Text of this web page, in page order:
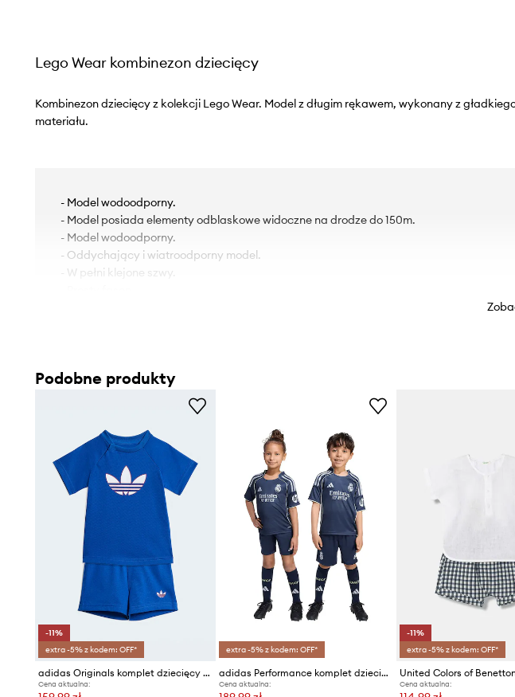
Lego Wear kombinezon dziecięcy
Kombinezon dziecięcy z kolekcji Lego Wear. Model z długim rękawem, wykonany z
materiału.
- Model wodoodporny.
- Model posiada elementy odblaskowe widoczne na drodze do 150m.
- Model wodoodporny.
- Oddychający i wiatroodporny model.
- W pełni klejone szwy.
- Podwyższony kołnierz z osłonką na zamek.
- Elastyczna listwa w pasie.
- Wodoodporność oznacza podwyższoną odporność na działanie wody. Produkt w
kontakcie z wodą zachowuje swoje właściwości, co pozwala na większy komfort
użytkowania dzięki niższemu progowi przemakalności, nie gwarantuje jednak
całkowitej wodoszczelności.
Podobne produkty
-11%
extra -5% z kodem: OFF*
adidas Originals komplet dziecięcy z bawełny
Cena aktualna:
extra -5% z kodem: OFF*
adidas Performance komplet dziecięcy REAL MADRID
Cena aktualna:
-11%
extra -5% z kodem: OFF*
Cena aktualna: